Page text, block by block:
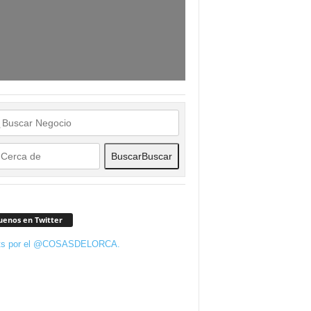
BuscarBuscar
en Twitter
por el @COSASDELORCA.